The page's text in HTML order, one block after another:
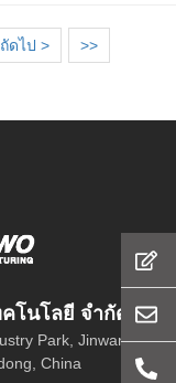
ถัดไป >
>>
โนโลยี จำกัด
Park, Jinwan
China